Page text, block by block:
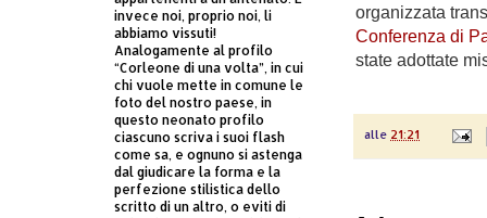
organizzata
Conferenza di
state adottate
alle 21:21
invece noi, proprio noi, li
abbiamo vissuti!
Analogamente al profilo
“Corleone di una volta”, in cui
chi vuole mette in comune le
foto del nostro paese, in
questo neonato profilo
ciascuno scriva i suoi flash
come sa, e ognuno si astenga
dal giudicare la forma e la
perfezione stilistica dello
scritto di un altro, o eviti di